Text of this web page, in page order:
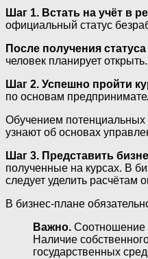
Шаг 1. Встать на учёт в
официальный статус
После получения
человек планирует
Шаг 2. Успешно пройти
по основам
Обучением
узнают об основах
Шаг 3. Представить
полученные на курсах. В
следует уделить расчётам
В бизнес-плане
Важно. Соотношение
Наличие
государственных